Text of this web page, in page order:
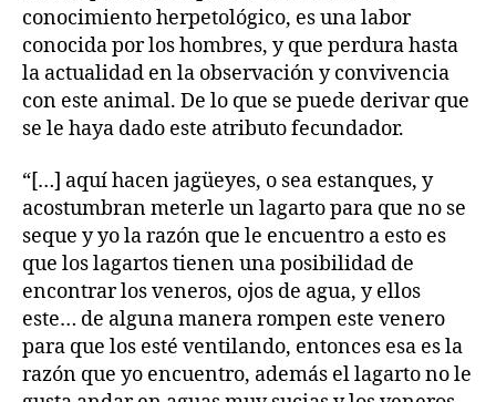
conocimiento herpetológico, es una labor
conocida por los hombres, y que perdura hasta
la actualidad en la observación y convivencia
con este animal. De lo que se puede derivar que
se le haya dado este atributo fecundador.
“[…] aquí hacen jagüeyes, o sea estanques, y
acostumbran meterle un lagarto para que no se
seque y yo la razón que le encuentro a esto es
que los lagartos tienen una posibilidad de
encontrar los veneros, ojos de agua, y ellos
este… de alguna manera rompen este venero
para que los esté ventilando, entonces esa es la
razón que yo encuentro, además el lagarto no le